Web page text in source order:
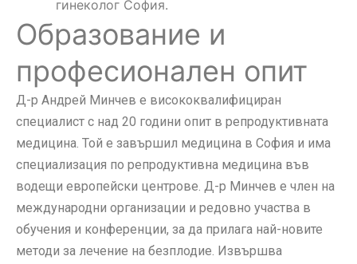
гинеколог София.
Образование и
професионален опит
Д-р Андрей Минчев е висококвалифициран
специалист с над 20 години опит в репродуктивната
медицина. Той е завършил медицина в София и има
специализация по репродуктивна медицина във
водещи европейски центрове. Д-р Минчев е член на
международни организации и редовно участва в
обучения и конференции, за да прилага най-новите
методи за лечение на безплодие. Извършва